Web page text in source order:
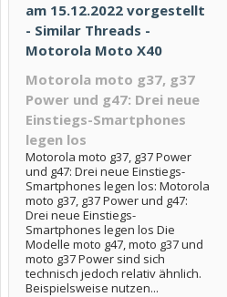
am 15.12.2022 vorgestellt
- Similar Threads -
Motorola Moto X40
Motorola moto g37, g37
Power und g47: Drei neue
Einstiegs-Smartphones
legen los
Motorola moto g37, g37 Power
und g47: Drei neue Einstiegs-
Smartphones legen los: Motorola
moto g37, g37 Power und g47:
Drei neue Einstiegs-
Smartphones legen los Die
Modelle moto g47, moto g37 und
moto g37 Power sind sich
technisch jedoch relativ ähnlich.
Beispielsweise nutzen...